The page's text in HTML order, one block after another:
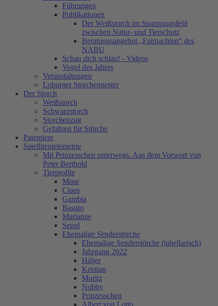
Führungen
Publikationen
Der Weißstorch im Spannungsfeld
zwischen Natur- und Tierschutz
Beratungsangebot „Fairpachten“ des
NABU
Schau dich schlau! - Videos
Vogel des Jahres
Veranstaltungen
Loburger Storchennester
Der Storch
Weißstorch
Schwarzstorch
Storchenzug
Gefahren für Störche
Patentiere
Satellitentelemetrie
Mit Prinzesschen unterwegs. Aus dem Vorwort von
Peter Berthold
Tierprofile
Mose
Claus
Gambia
Basuto
Marianne
Seppl
Ehemalige Senderstörche
Ehemalige Senderstörche (tabellarisch)
Jahrgang 2022
Håljer
Kristian
Moritz
Nobby
Prinzesschen
Albert von Lotto